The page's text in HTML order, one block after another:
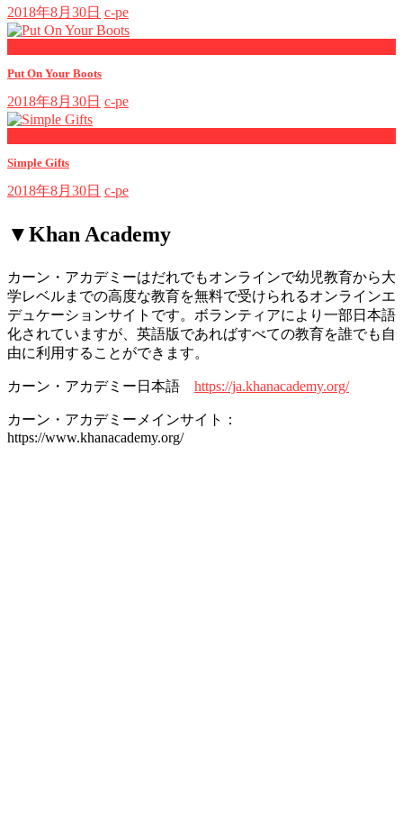
2018年8月30日 c-pe
Put On Your Boots
2018年8月30日 c-pe
Simple Gifts
2018年8月30日 c-pe
▼Khan Academy
カーン・アカデミーはだれでもオンラインで幼児教育から大
学レベルまでの高度な教育を無料で受けられるオンラインエ
デュケーションサイトです。ボランティアにより一部日本語
化されていますが、英語版であればすべての教育を誰でも自
由に利用することができます。
カーン・アカデミー日本語 https://ja.khanacademy.org/
カーン・アカデミーメインサイト：
https://www.khanacademy.org/